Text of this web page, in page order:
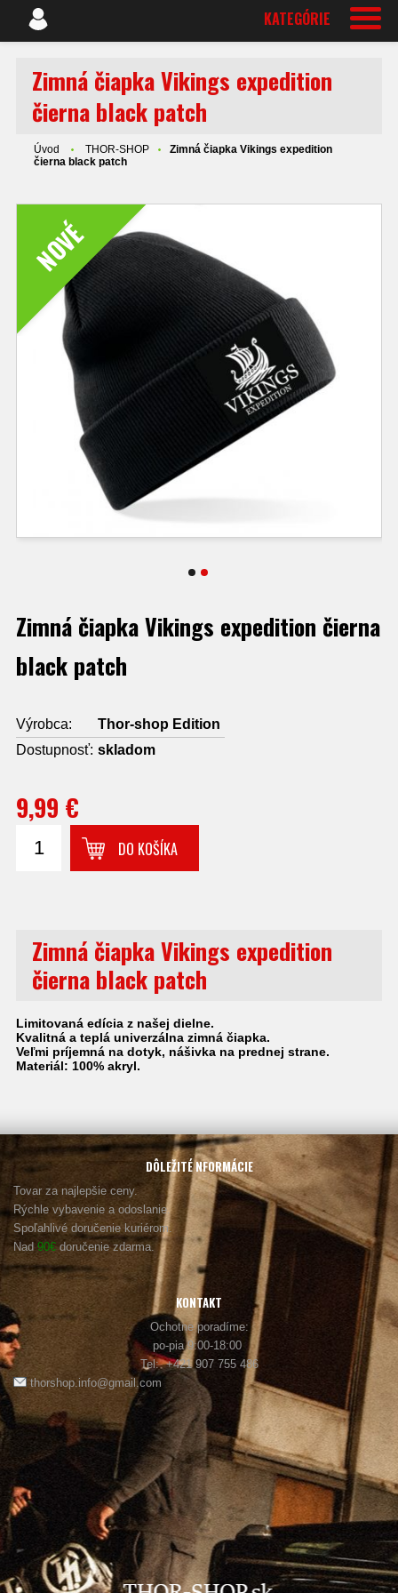
KATEGÓRIE
Zimná čiapka Vikings expedition
čierna black patch
Úvod THOR-SHOP
Zimná čiapka Vikings expedition
čierna black patch
NOVÉ
Zimná čiapka Vikings expedition čierna
black patch
Výrobca:
Thor-shop Edition
Dostupnosť: skladom
9,99 €
DO KOŠÍKA
Zimná čiapka Vikings expedition
čierna black patch
Limitovaná edícia z našej dielne.
Kvalitná a teplá univerzálna zimná čiapka.
Veľmi príjemná na dotyk, nášivka na prednej strane.
Materiál: 100% akryl.
DÔLEŽITÉ NFORMÁCIE
Tovar za najlepšie ceny.
Rýchle vybavenie a odoslanie.
Spoľahlivé doručenie kuriérom.
Nad90€ doručenie zdarma.
KONTAKT
Ochotne poradíme:
po-pia 9:00-18:00
Tel: +421 907 755 486
thorshop.info@gmail.com